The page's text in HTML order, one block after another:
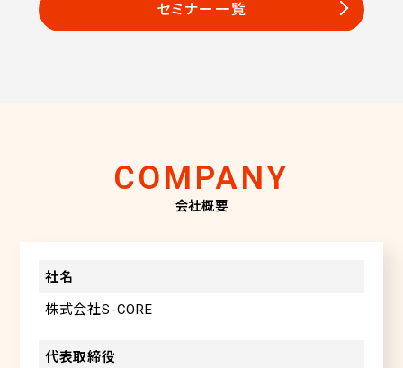
セミナー一覧
COMPANY
会社概要
社名
株式会社S-CORE
代表取締役